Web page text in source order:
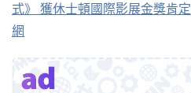
式》 獲休士頓國際影展金獎肯定
網